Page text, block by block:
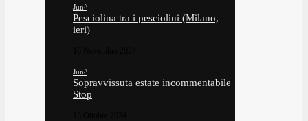
Jun^
Pesciolina tra i pesciolini (Milano,
ieri)
Jun^
Sopravvissuta estate incommentabile
Stop